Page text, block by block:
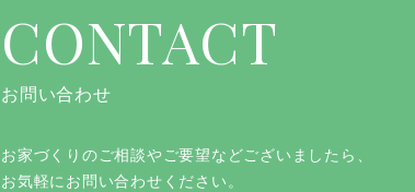
CONTACT
お問い合わせ
お家づくりのご相談やご要望などございましたら、
お気軽にお問い合わせください。